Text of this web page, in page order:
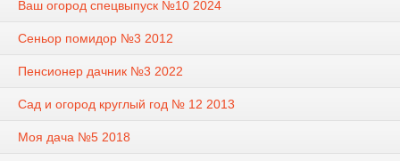
Ваш огород спецвыпуск №10 2024
Сеньор помидор №3 2012
Пенсионер дачник №3 2022
Сад и огород круглый год № 12 2013
Моя дача №5 2018